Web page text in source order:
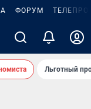
ФОРУМ
Льготный